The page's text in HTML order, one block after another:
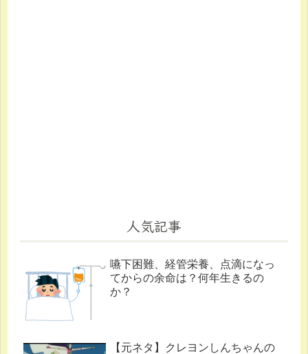
人気記事
嚥下困難、経管栄養、点滴になっ
てからの余命は？何年生きるの
か？
【元ネタ】クレヨンしんちゃんの